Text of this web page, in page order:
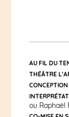
AU FIL DU
THÉÂTRE
CONCEPTION
ou Raphaël